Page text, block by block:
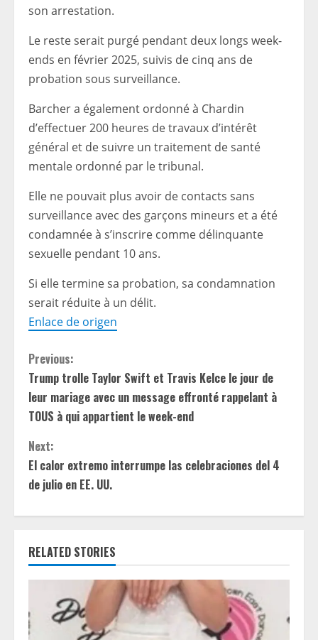
son arrestation.
Le reste serait purgé pendant deux longs week-
ends en février 2025, suivis de cinq ans de
probation sous surveillance.
Barcher a également ordonné à Chardin
d’effectuer 200 heures de travaux d’intérêt
général et de suivre un traitement de santé
mentale ordonné par le tribunal.
Elle ne pouvait plus avoir de contacts sans
surveillance avec des garçons mineurs et a été
condamnée à s’inscrire comme délinquante
sexuelle pendant 10 ans.
Si elle termine sa probation, sa condamnation
serait réduite à un délit.
Enlace de origen
C
o
n
t
i
n
u
e
e
Previous:
Trump trolle Taylor Swift et Travis Kelce le jour de
leur mariage avec un message effronté rappelant à
TOUS à qui appartient le week-end
Next:
El calor extremo interrumpe las celebraciones del 4
de julio en EE. UU.
RELATED STORIES